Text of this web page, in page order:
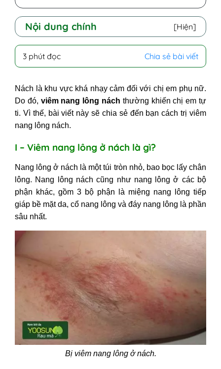
Nội dung chính [Hiện]
I - Viêm nang lông ở nách là gì?
II - Nguyên nhân gây viêm nang
III - Biểu hiện viêm nang lông ở
nách
IV - Các phương pháp trị viêm nang
qua
1. Cách chữa viêm nang lông nách
2. Chữa hôi nách khi bị viêm nang
lông
V - Cách phòng tránh viêm nang
lông nách
3 phút đọc Chia sẻ bài viết
Nách là khu vực khá nhạy cảm đối với chị em phụ nữ.
Do đó, viêm nang lông nách thường khiến chị em tự
ti. Vì thế, bài viết này sẽ chia sẻ đến bạncách trị viêm
nang lông nách.
I – Viêm nang lông ở nách là gì?
Nang lông ở nách là một túi tròn nhỏ, bao bọc lấy chân
lông. Nang lông nách cũng như nang lông ở các bộ
phận khác, gồm 3 bộ phận là miệng nang lông tiếp
giáp bề mặt da, cổ nang lông và đáy nang lông là phần
sâu nhất.
Bị viêm nang lông ở nách.